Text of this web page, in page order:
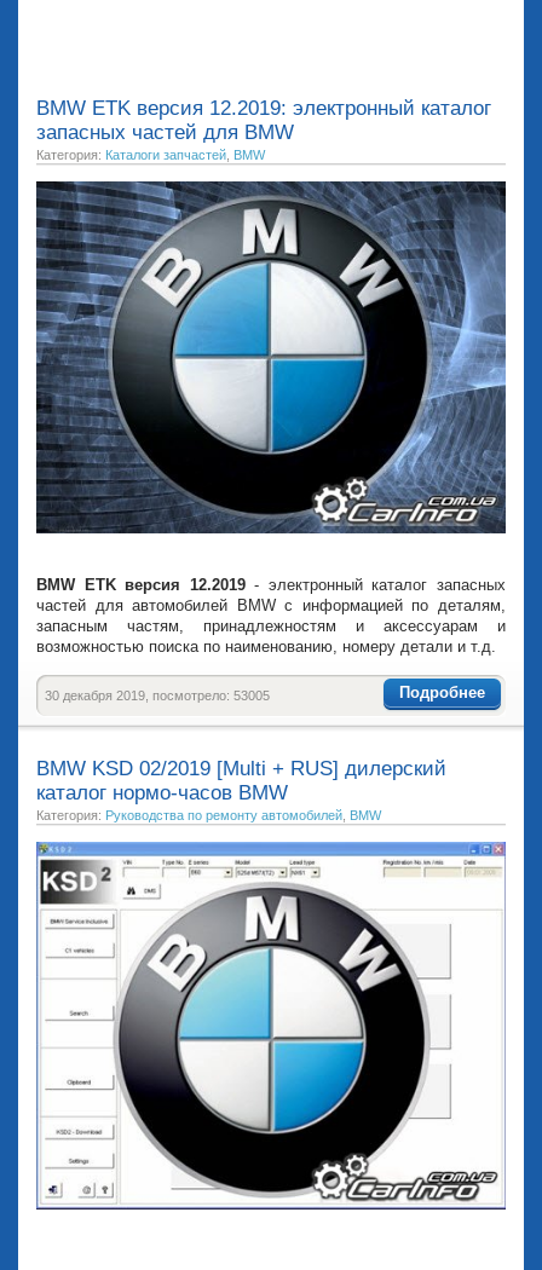
BMW ETK версия 12.2019: электронный каталог
запасных частей для BMW
Категория: Каталоги запчастей BMW
BMW ETK версия 12.2019- электронный каталог запасных
частей для автомобилей BMW с информацией по деталям,
запасным частям, принадлежностям и аксессуарам и
возможностью поиска по наименованию, номеру детали и т.д.
Подробнее
30 декабря 2019, посмотрело: 53005
BMW KSD 02/2019 [Multi + RUS] дилерский
каталог нормо-часов BMW
Категория: Руководства по ремонту автомобилей BMW